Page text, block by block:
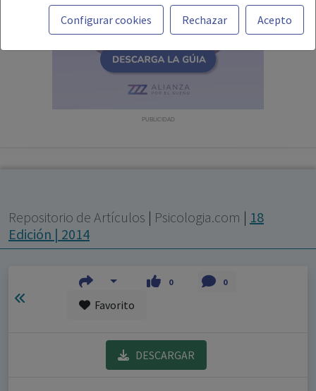
referida a productos del mercado español y, por
tanto, dirigida a profesionales sanitarios legalmente
facultados para prescribir o dispensar medicamentos
con ejercicio profesional. La información técnica de los
fármacos se facilita a título meramente informativo,
Configurar cookies Rechazar Acepto
PUBLICIDAD
Repositorio de Artículos | Psicologia.com | 18
Edición | 2014
0 0
Favorito
DESCARGAR